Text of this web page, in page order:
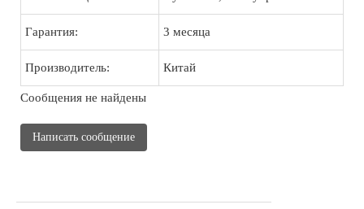
Гарантия: 3 месяца
Производитель: Китай
Сообщения не найдены
Написать сообщение